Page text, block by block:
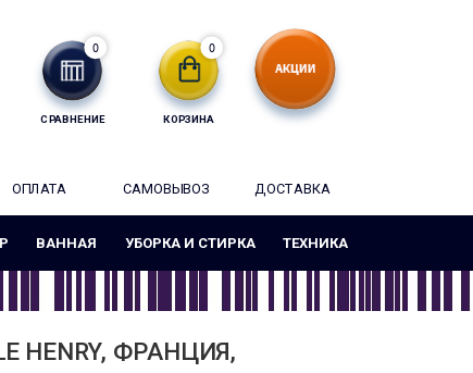
СРАВНЕНИЕ
0
КОРЗИНА
0
ОПЛАТА САМОВЫВОЗ ДОСТАВКА
ВАННАЯ УБОРКА И СТИРКА ТЕХНИКА
HENRY, ФРАНЦИЯ,